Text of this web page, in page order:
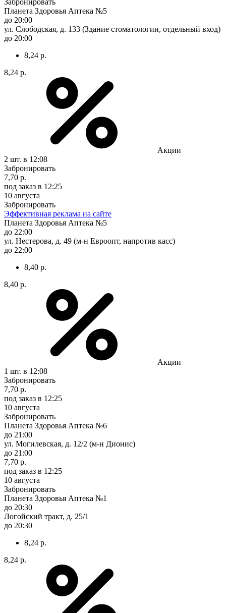
Планета Здоровья Аптека №5
до 20:00
ул. Слободская, д. 133 (Здание стоматологии, отдельный вход)
до 20:00
8,24 р.
8,24 р.
Акции
2 шт. в 12:08
Забронировать
7,70 р.
под заказ в 12:25
10 августа
Забронировать
Эффективная реклама на сайте
Планета Здоровья Аптека №5
до 22:00
ул. Нестерова, д. 49 (м-н Евроопт, напротив касс)
до 22:00
8,40 р.
8,40 р.
Акции
1 шт. в 12:08
Забронировать
7,70 р.
под заказ в 12:25
10 августа
Забронировать
Планета Здоровья Аптека №6
до 21:00
ул. Могилевская, д. 12/2 (м-н Дионис)
до 21:00
7,70 р.
под заказ в 12:25
10 августа
Забронировать
Планета Здоровья Аптека №1
до 20:30
Логойский тракт, д. 25/1
до 20:30
8,24 р.
8,24 р.